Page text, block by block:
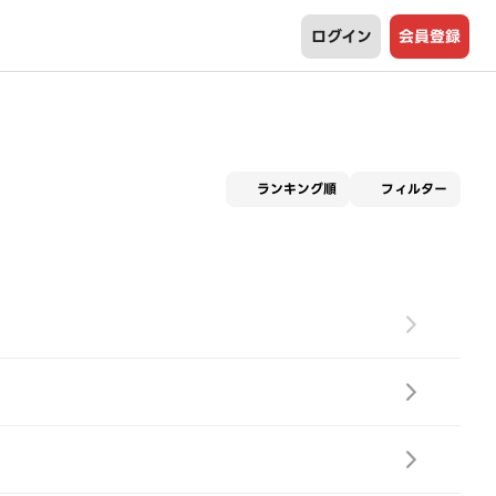
ログイン 会員登録
ランキング順 フィルター